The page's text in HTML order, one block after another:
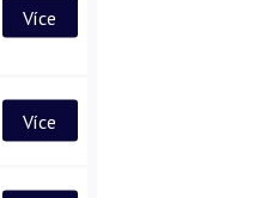
Více
Více